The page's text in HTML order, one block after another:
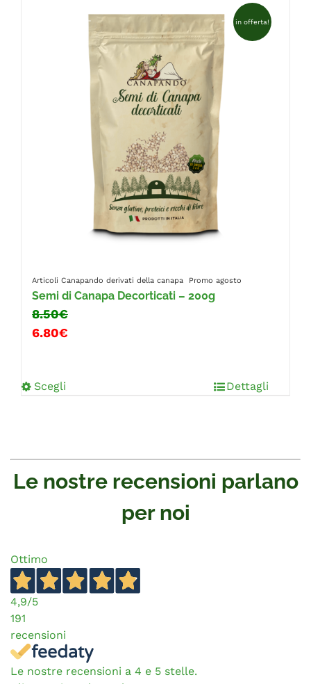
in offerta!
Articoli Canapando derivati della canapa Promo agosto
Semi di Canapa Decorticati – 200g
8.50€
6.80€
Scegli Dettagli
Le nostre recensioni parlano
per noi
Ottimo
4,9/5
191
recensioni
Le nostre recensioni a 4 e 5 stelle.